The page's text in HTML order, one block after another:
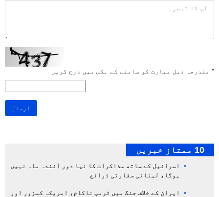
* مندرجہ ذیل عبارت کو سامنے کے بکس میں درج کریں
ارسال
10 ممتاز خبریں
اسرائیل کے ساتھ مذاکرات کا نیا دور آئندہ ماہ نہیں
ہوگا، لبنانی سفارتی ذرائع
ایران کے خلاف جنگ میں ٹرمپ ناکام، امریکہ کمزور اور